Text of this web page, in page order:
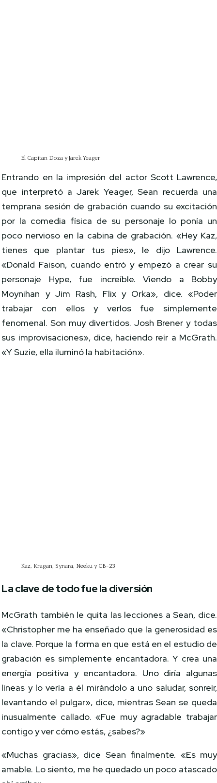
El Capitan Doza y Jarek Yeager
Entrando en la impresión del actor Scott Lawrence,
que interpretó a Jarek Yeager, Sean recuerda una
temprana sesión de grabación cuando su excitación
por la comedia física de su personaje lo ponía un
poco nervioso en la cabina de grabación. «Hey Kaz,
tienes que plantar tus pies», le dijo Lawrence.
«Donald Faison, cuando entró y empezó a crear su
personaje Hype, fue increíble. Viendo a Bobby
Moynihan y Jim Rash, Flix y Orka», dice. «Poder
trabajar con ellos y verlos fue simplemente
fenomenal. Son muy divertidos. Josh Brener y todas
sus improvisaciones», dice, haciendo reír a McGrath.
«Y Suzie, ella iluminó la habitación».
Kaz, Kragan, Synara, Neeku y CB-23
La clave de todo fue la diversión
McGrath también le quita las lecciones a Sean, dice.
«Christopher me ha enseñado que la generosidad es
la clave. Porque la forma en que está en el estudio de
grabación es simplemente encantadora. Y crea una
energía positiva y encantadora. Uno diría algunas
líneas y lo vería a él mirándolo a uno saludar, sonreír,
levantando el pulgar», dice, mientras Sean se queda
inusualmente callado. «Fue muy agradable trabajar
contigo y ver cómo estás, ¿sabes?»
«Muchas gracias», dice Sean finalmente. «Es muy
amable. Lo siento, me he quedado un poco atascado